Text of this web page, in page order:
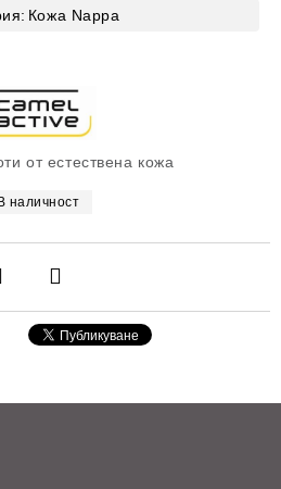
от естествена кожа
В наличност
Кожа Nappa